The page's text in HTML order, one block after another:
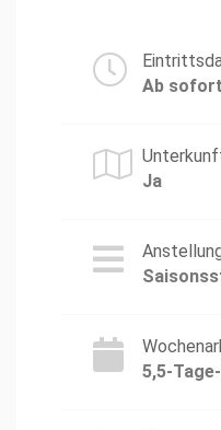
Ab
Ja
5,5-